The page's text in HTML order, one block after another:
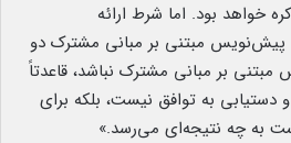
خواهد بود. اما شرط ارائه
مبتنی بر مبانی مشترک دو
بر مبانی مشترک نباشد، قاعدتاً
دستیابی به توافق نیست، بلکه برای
به چه نتیجه‌ای می‌رسد.»